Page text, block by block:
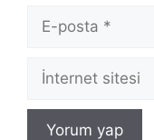
posta
İnternet